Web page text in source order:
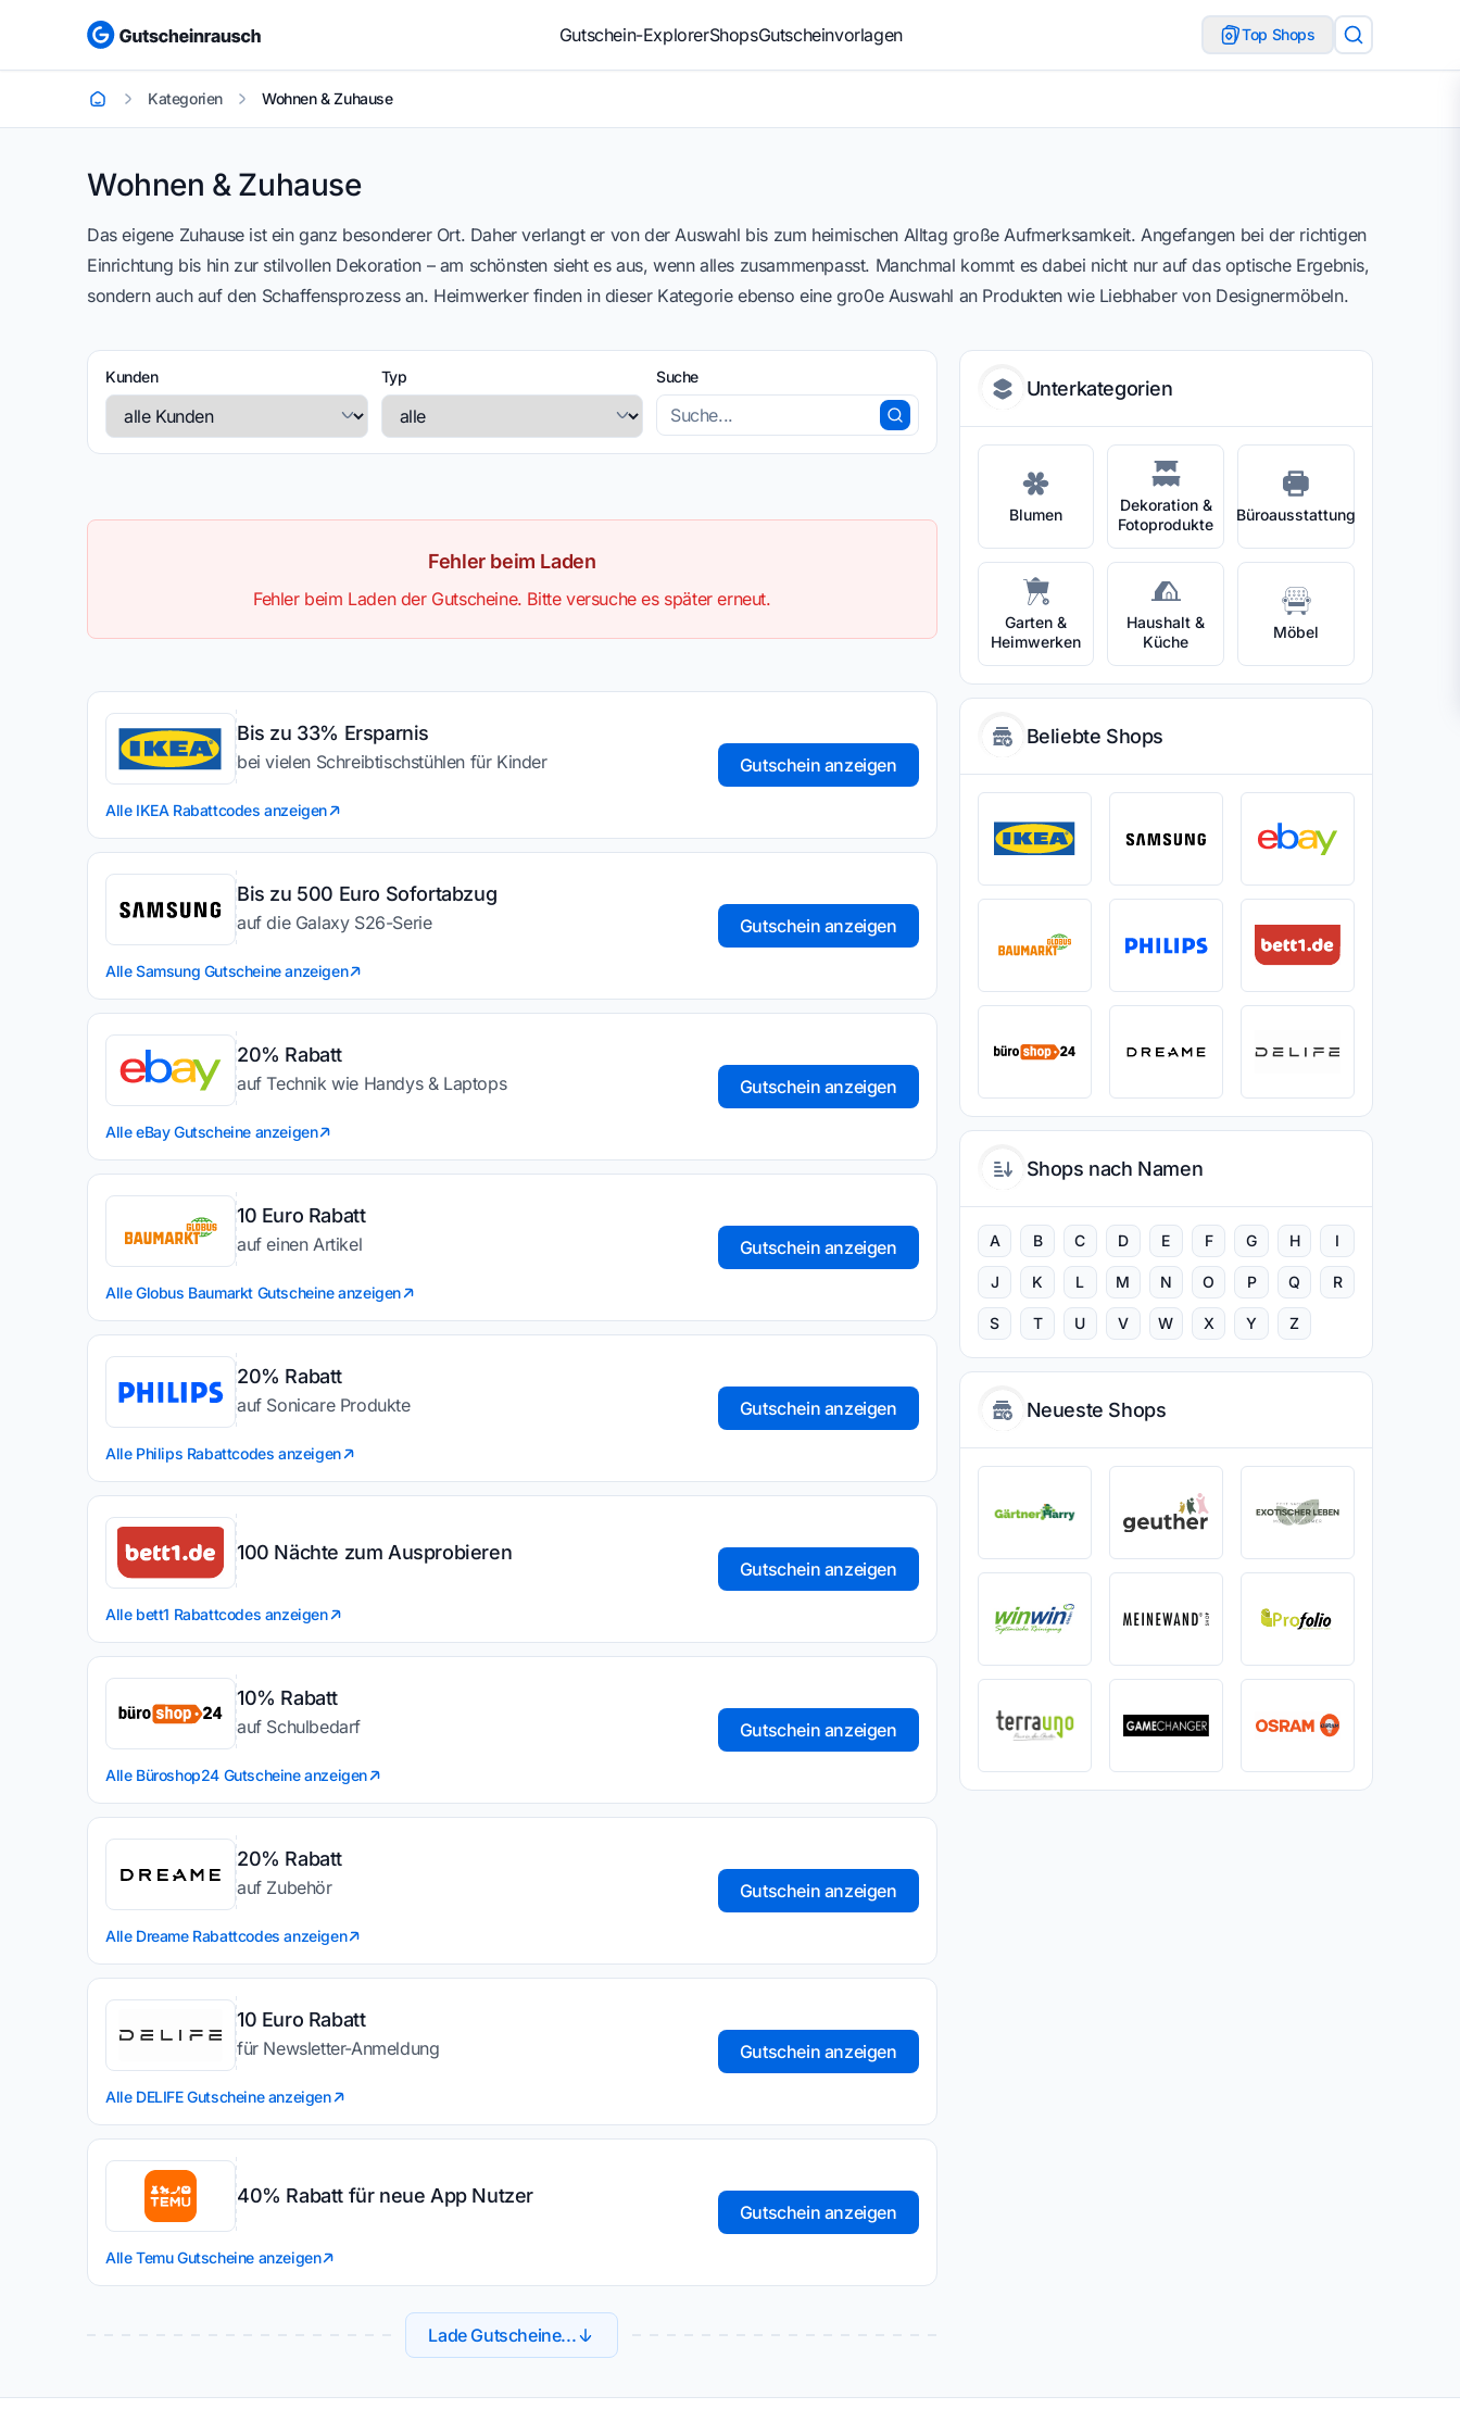
Gutschein-ExplorerShopsGutscheinvorlagen Top Shops
StartseiteKategorien Wohnen & Zuhause
Wohnen & Zuhause
Wohnen & Zuhause
Das eigene Zuhause ist ein ganz besonderer Ort. Daher verlangt er von der Auswahl bis zum heimischen Alltag große Aufmerksamkeit. Angefangen bei der richtigen
Einrichtung bis hin zur stilvollen Dekoration – am schönsten sieht es aus, wenn alles zusammenpasst. Manchmal kommt es dabei nicht nur auf das optische Ergebnis,
sondern auch auf den Schaffensprozess an. Heimwerker finden in dieser Kategorie ebenso eine gro0e Auswahl an Produkten wie Liebhaber von Designermöbeln.
Kunden Typ Suche
Fehler beim Laden
Fehler beim Laden der Gutscheine. Bitte versuche es später erneut.
Bis zu 33% Ersparnis
bei vielen Schreibtischstühlen für Kinder
Alle IKEA Rabattcodes anzeigen
Gutschein anzeigen
Bis zu 500 Euro Sofortabzug
auf die Galaxy S26-Serie
Alle Samsung Gutscheine anzeigen
Gutschein anzeigen
20% Rabatt
auf Technik wie Handys & Laptops
Alle eBay Gutscheine anzeigen
Gutschein anzeigen
10 Euro Rabatt
auf einen Artikel
Alle Globus Baumarkt Gutscheine anzeigen
Gutschein anzeigen
20% Rabatt
auf Sonicare Produkte
Alle Philips Rabattcodes anzeigen
Gutschein anzeigen
100 Nächte zum Ausprobieren
Alle bett1 Rabattcodes anzeigen
Gutschein anzeigen
10% Rabatt
auf Schulbedarf
Alle Büroshop24 Gutscheine anzeigen
Gutschein anzeigen
20% Rabatt
auf Zubehör
Alle Dreame Rabattcodes anzeigen
Gutschein anzeigen
10 Euro Rabatt
für Newsletter-Anmeldung
Alle DELIFE Gutscheine anzeigen
Gutschein anzeigen
40% Rabatt für neue App Nutzer
Alle Temu Gutscheine anzeigen
Gutschein anzeigen
Lade Gutscheine...
Unterkategorien
Blumen
Dekoration &
Fotoprodukte
Büroausstattung
Garten &
Heimwerken
Haushalt &
Küche
Möbel
Beliebte Shops
Shops nach Namen
A B C D E F G H I
J K L M N O P Q R
S T U V W X Y Z
Neueste Shops